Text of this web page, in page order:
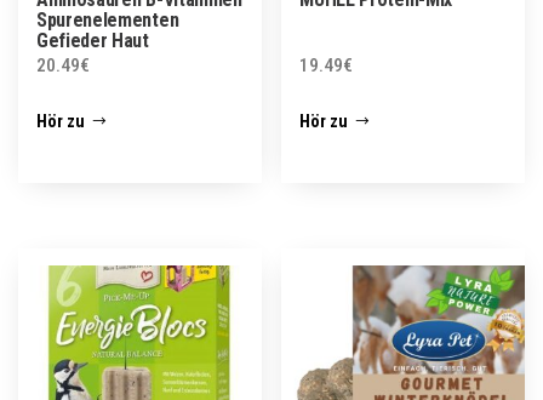
Spurenelementen
Gefieder Haut
20.49€
Hör zu
19.49€
Hör zu